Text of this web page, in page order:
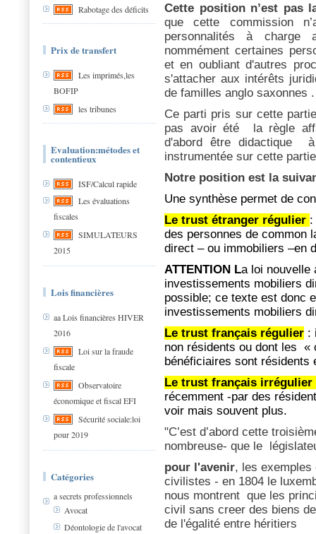
Rabotage des déficits
Prix de transfert
Les imprimés,les
BOFIP
les tribunes
Evaluation:métodes et
contentieux
ISF/Calcul rapide
Les évaluations
fiscales
SIMULATEURS
2015
Lois financières
aa Lois financières HIVER
2016
Loi sur la fraude
fiscale
Observatoire
économique et fiscal EFI
Sécurité sociale:loi
pour 2019
Catégories
a secrets professionnels
Avocat
Déontologie de l'avocat
Cette position n’est pas
que cette commission
personnalités à
nommément certaines
et en oubliant d'autres
s'attacher aux intérêts
de familles anglo saxonnes .
Ce parti pris sur cette
pas avoir été la règle
d'abord être didactique
instrumentée sur cette
Notre position est la
Une synthèse permet de
Le trust étranger régulier :
des personnes de common
direct – ou immobiliers –en
ATTENTION La loi nouvelle
investissements mobiliers
possible; ce texte est donc
investissements mobiliers
Le trust français régulier :
non résidents ou dont les «
bénéficiaires sont résidents
Le trust français irrégulier
récemment -par des
voir mais souvent plus.
"C’est d’abord cette
nombreuse- que le
pour l'avenir, les exemples
civilistes - en 1804 le
nous montrent que les
civil sans creer des biens
de l'égalité entre héritiers